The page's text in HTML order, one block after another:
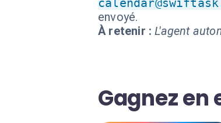
envoyé.
À retenir : L'agent
Gagnez